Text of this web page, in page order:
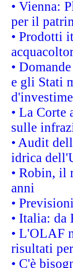
• Vienna:
per il
• Prodotti
•
e gli Stati
• La
sulle
• Audit
idrica
• Robin, il
anni
•
• Italia:
• L'OLAF
risultati
• C'è